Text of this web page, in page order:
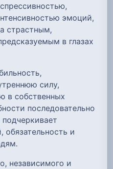
эмоций,
страстным,
в глазах
силу,
в собственных
последовательно
обязательность и
независимого и